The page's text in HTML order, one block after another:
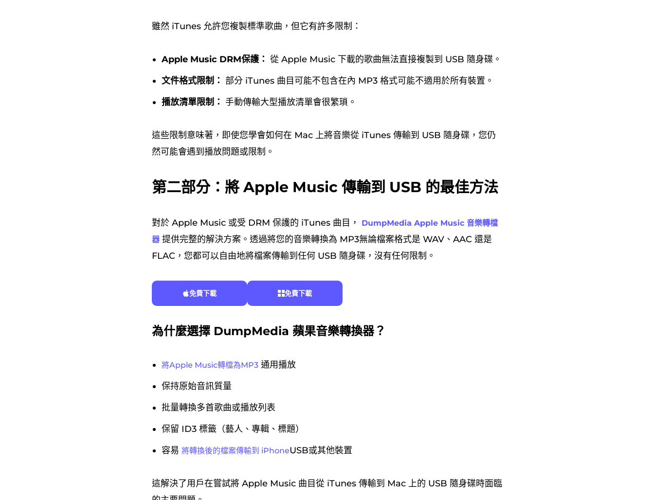
雖然 iTunes 允許您複製標準歌曲，但它有許多限制：
Apple Music DRM保護： 從 Apple Music 下載的歌曲無法直接複製到 USB 隨身碟。
文件格式限制： 部分 iTunes 曲目可能不包含在內 MP3 格式可能不適用於所有裝置。
播放清單限制： 手動傳輸大型播放清單會很繁瑣。
這些限制意味著，即使您學會如何在 Mac 上將音樂從 iTunes 傳輸到 USB 隨身碟，您仍
然可能會遇到播放問題或限制。
第二部分：將 Apple Music 傳輸到 USB 的最佳方法
對於 Apple Music 或受 DRM 保護的 iTunes 曲目，
DumpMedia Apple Music 音樂轉檔
器 提供完整的解決方案。透過將您的音樂轉換為 MP3無論檔案格式是 WAV、AAC 還是
FLAC，您都可以自由地將檔案傳輸到任何 USB 隨身碟，沒有任何限制。
免費下載 免費下載
為什麼選擇 DumpMedia 蘋果音樂轉換器？
將Apple Music轉檔為MP3 通用播放
保持原始音訊質量
批量轉換多首歌曲或播放列表
保留 ID3 標籤（藝人、專輯、標題）
容易 將轉換後的檔案傳輸到 iPhoneUSB或其他裝置
這解決了用戶在嘗試將 Apple Music 曲目從 iTunes 傳輸到 Mac 上的 USB 隨身碟時面臨